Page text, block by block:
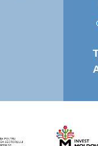
Agenția de
instruiri